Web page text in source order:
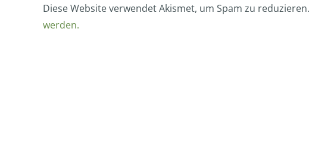
Diese Website verwendet Akismet, um Spam zu reduzieren.
werden.